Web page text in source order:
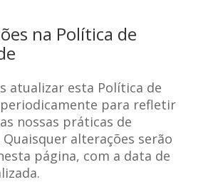
na Política de
atualizar esta Política de
periodicamente para refletir
nossas práticas de
alterações serão
página, com a data de